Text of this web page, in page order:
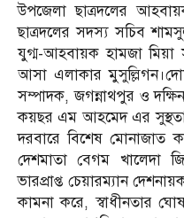
উপজেলা ছাত্রদলের
ছাত্রদলের সদস্য সচিব
যুগ্ম-আহবায়ক হামজা মিয়া
আসা এলাকার
সম্পাদক, জগন্নাথপুর ও
কয়ছর এম আহমেদ এর সুস্থতা
দরবারে বিশেষ মোনাজাত
দেশমাতা বেগম খালেদা
ভারপ্রাপ্ত চেয়ারম্যান
কামনা করে, স্বাধীনতার